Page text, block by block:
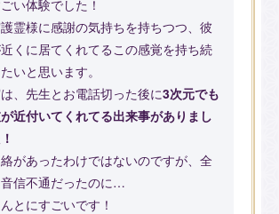
い体験でした！
霊様に感謝の気持ちを持ちつつ、彼
くに居てくれてるこの感覚を持ち続
いと思います。
、先生とお電話切った後に3次元でも
近付いてくれてる出来事がありまし
があったわけではないのですが、全
音信不通だったのに…
とにすごいです！